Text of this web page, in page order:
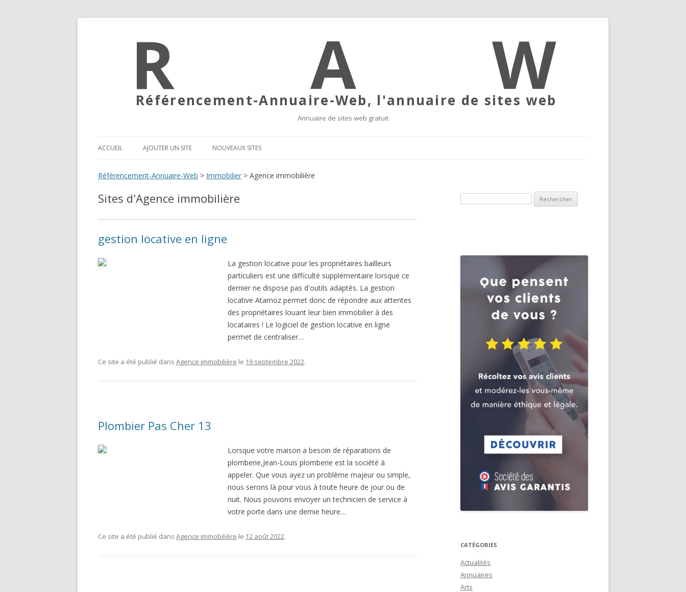
Référencement-Annuaire-Web, l'annuaire de sites web
Annuaire de sites web gratuit
ACCUEIL AJOUTER UN SITE NOUVEAUX SITES
Référencement-Annuaire-Web > Immobilier > Agence immobilière
Sites d'Agence immobilière
gestion locative en ligne
La gestion locative pour les propriétaires bailleurs
particuliers est une difficulté supplémentaire lorsque ce
dernier ne dispose pas d'outils adaptés. La gestion
locative Atamoz permet donc de répondre aux attentes
des propriétaires louant leur bien immobilier à des
locataires ! Le logiciel de gestion locative en ligne
permet de centraliser…
Ce site a été publié dans Agence immobilière le 19 septembre 2022.
Plombier Pas Cher 13
Lorsque votre maison a besoin de réparations de
plomberie,Jean-Louis plomberie est la société à
appeler. Que vous ayez un problème majeur ou simple,
nous serons là pour vous à toute heure de jour ou de
nuit. Nous pouvons envoyer un technicien de service à
votre porte dans une demie heure…
Ce site a été publié dans Agence immobilière le 12 août 2022.
CATÉGORIES
Actualités
Annuaires
Arts